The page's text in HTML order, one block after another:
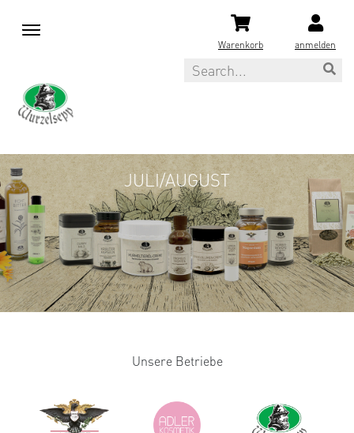
M
Warenkorb anmelden
Search
JULI/AUGUST
Unsere Betriebe